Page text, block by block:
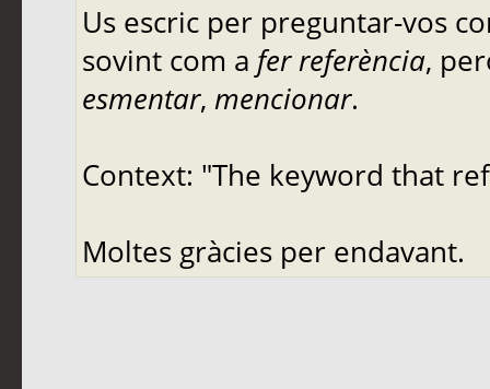
Us escric per preguntar-vos
sovint com a fer referència,
esmentar, mencionar.
Context: "The keyword that
Moltes gràcies per endavant.